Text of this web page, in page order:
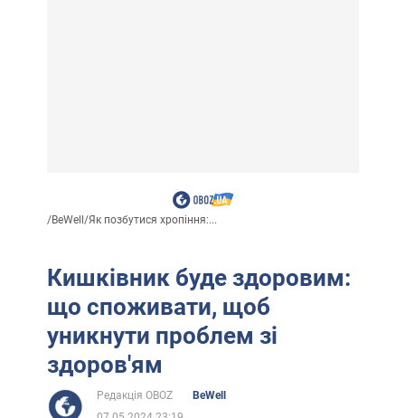
/BeWell/Як позбутися хропіння:...
Кишківник буде здоровим:
що споживати, щоб
уникнути проблем зі
здоров'ям
Редакція OBOZ
BeWell